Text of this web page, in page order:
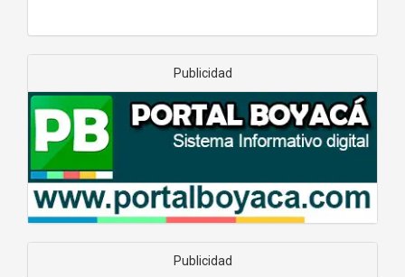
Publicidad
Publicidad